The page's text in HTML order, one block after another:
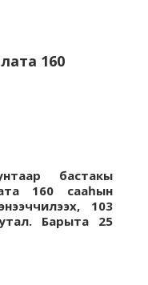
160
бастакы
160 сааһын
103
Барыта 25